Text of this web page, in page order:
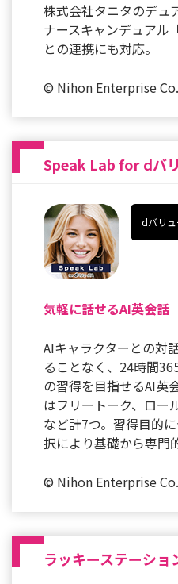
株式会社タニタのデュ
ナースキャンデュアル
との連携にも対応。
© Nihon Enterprise
Speak Lab for dバ
dバリュ
気軽に話せるAI英会話
AIキャラクターとの対
ることなく、24時間
の習得を目指せるAI英
はフリートーク、ロー
など計7つ。習得目的
択により基礎から専門
© Nihon Enterprise
ラッキーステーショ